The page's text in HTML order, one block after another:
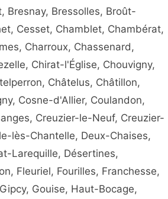
Bresnay, Bressolles, Broût-
Cesset, Chamblet, Chambérat,
Charroux, Chassenard,
Chirat-l'Église, Chouvigny,
Châtelus, Châtillon,
Cosne-d'Allier, Coulandon,
Creuzier-le-Neuf, Creuzier-
lès-Chantelle, Deux-Chaises,
Larequille, Désertines,
Fleuriel, Fourilles, Franchesse,
Gouise, Haut-Bocage,